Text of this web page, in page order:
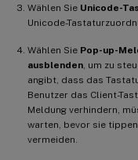
Wählen Sie Unicode-
Unicode-
Wählen Sie Pop-up-
ausblenden , um zu
angibt, dass das
Benutzer das Client-
Meldung verhindern,
warten, bevor sie
vermeiden.